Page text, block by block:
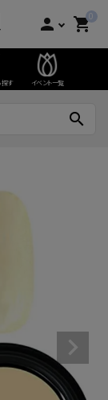
person 0
shopping_cart
探す イベント一覧
search